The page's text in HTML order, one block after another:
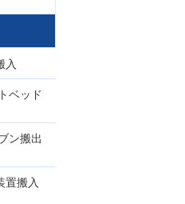
入
ベッド
ン搬出
置搬入